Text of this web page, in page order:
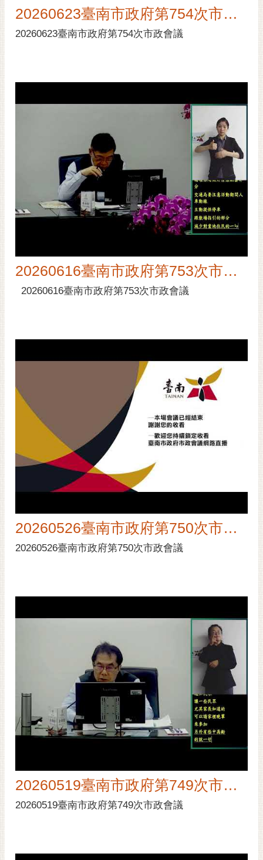
20260623臺南市政府第754次市政會議
20260623臺南市政府第754次市政會議
20260616臺南市政府第753次市政會議
20260616臺南市政府第753次市政會議
20260526臺南市政府第750次市政會議
20260526臺南市政府第750次市政會議
20260519臺南市政府第749次市政會議
20260519臺南市政府第749次市政會議